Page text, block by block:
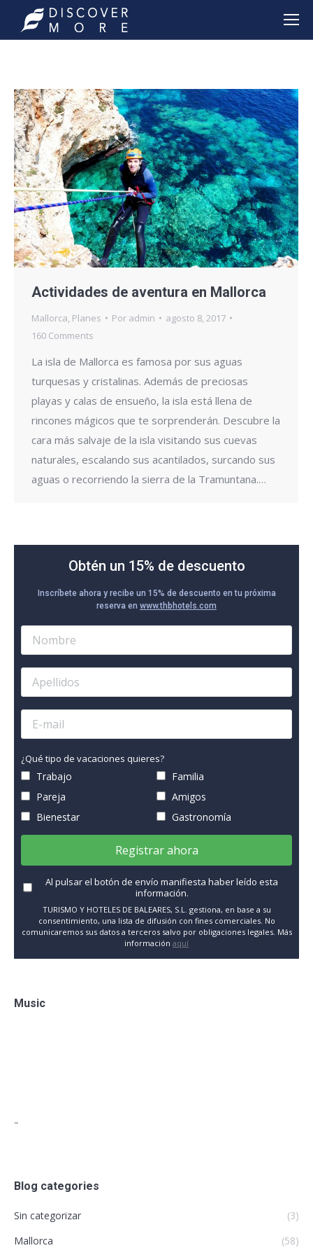
Actividades de aventura en Mallorca
Mallorca, Planes Por admin
agosto 8, 2017
160 Comments
La isla de Mallorca es famosa por sus aguas
turquesas y cristalinas. Además de preciosas
playas y calas de ensueño, la isla está llena de
rincones mágicos que te sorprenderán. Descubre la
cara más salvaje de la isla visitando sus cuevas
naturales, escalando sus acantilados, surcando sus
aguas o recorriendo la sierra de la Tramuntana.…
Obtén un 15% de descuento
Inscríbete ahora y recibe un 15% de descuento en tu próxima
reserva en www.thbhotels.com
¿Qué tipo de vacaciones quieres?
Trabajo
Familia
Pareja
Amigos
Bienestar
Gastronomía
Registrar ahora
Al pulsar el botón de envío manifiesta haber leído esta
información.
TURISMO Y HOTELES DE BALEARES, S.L. gestiona, en base a su
consentimiento, una lista de difusión con fines comerciales. No
comunicaremos sus datos a terceros salvo por obligaciones legales. Más
información aquí
Music
"
Blog categories
Sin categorizar
(3)
Mallorca
(58)